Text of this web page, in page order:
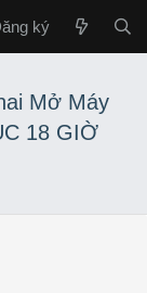
ký
Mở Máy
18 GIỜ